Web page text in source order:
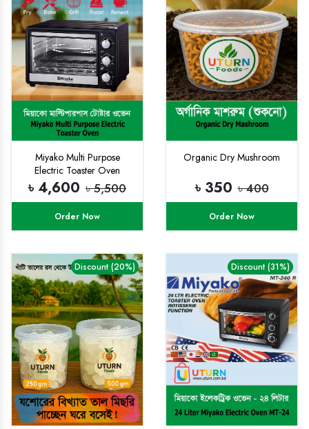
Miyako Multi Purpose
Electric Toaster Oven
৳ 4,600 ৳ 5,500
Order Now
Organic Dry Mushroom
৳ 350 ৳ 400
Order Now
Discount (20%) Discount (31%)